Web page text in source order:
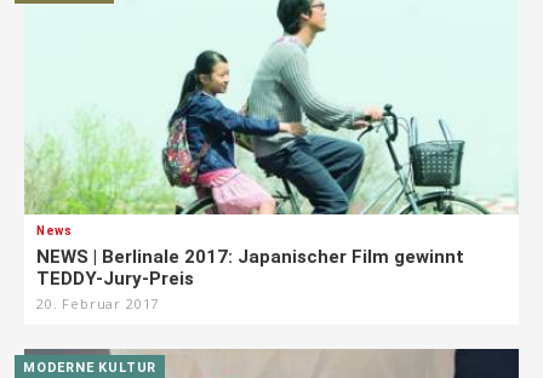
News
NEWS | Berlinale 2017: Japanischer Film gewinnt
TEDDY-Jury-Preis
20. Februar 2017
MODERNE KULTUR